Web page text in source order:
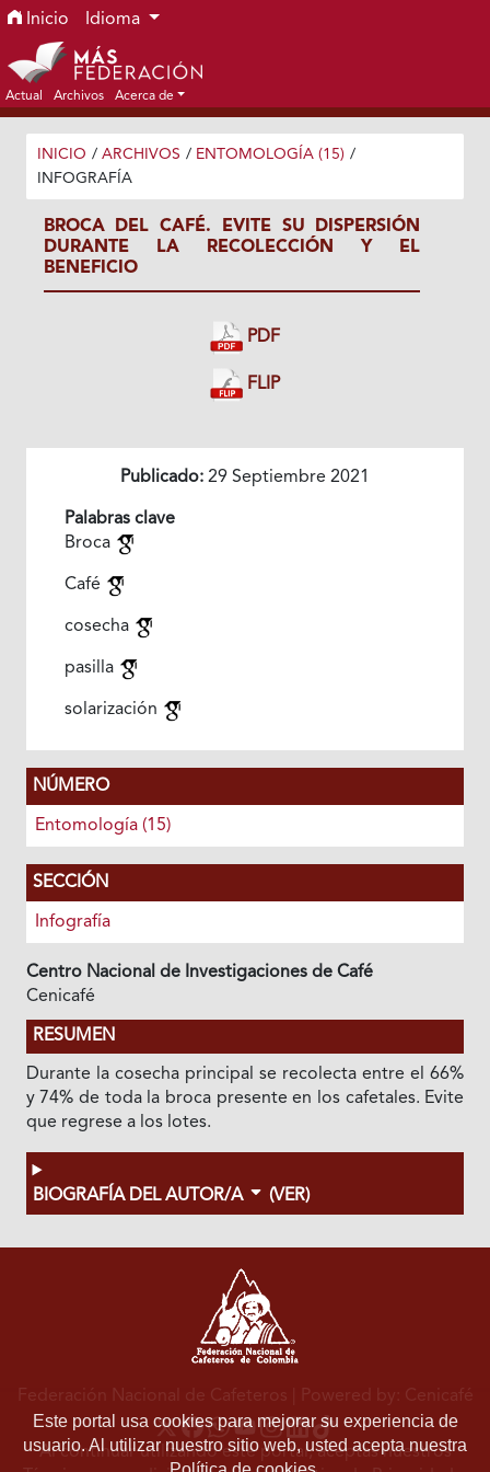
Ir al menú de navegación principal
Ir al contenido principal
Ir al pie de página del sitio
Inicio Idioma
Actual Archivos Acerca de
INICIO / ARCHIVOS / ENTOMOLOGÍA (15) /
INFOGRAFÍA
BROCA DEL CAFÉ. EVITE SU DISPERSIÓN
DURANTE LA RECOLECCIÓN Y EL
BENEFICIO
PDF
FLIP
Publicado: 29 Septiembre 2021
Palabras clave
Broca
Café
cosecha
pasilla
solarización
NÚMERO
Entomología (15)
SECCIÓN
Infografía
Centro Nacional de Investigaciones de Café
Cenicafé
RESUMEN
Durante la cosecha principal se recolecta entre el 66%
y 74% de toda la broca presente en los cafetales. Evite
que regrese a los lotes.
BIOGRAFÍA DEL AUTOR/A (VER)
Este portal usa cookies para mejorar su experiencia de
usuario. Al utilizar nuestro sitio web, usted acepta nuestra
Federación Nacional de Cafeteros | Powered by: Cenicafé
Al continuar utilizando este portal, aceptas nuestros